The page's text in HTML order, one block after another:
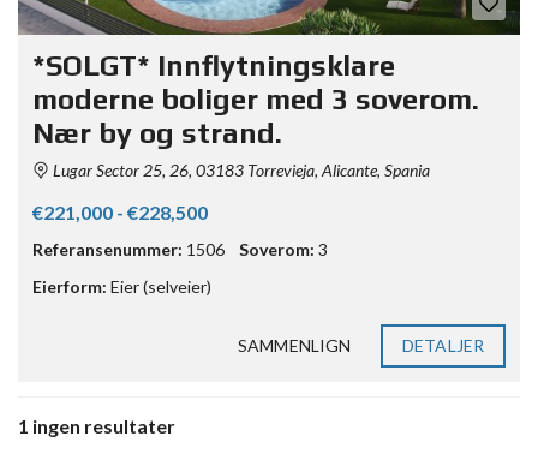
*SOLGT* Innflytningsklare
moderne boliger med 3 soverom.
Nær by og strand.
Lugar Sector 25, 26, 03183 Torrevieja, Alicante, Spania
€221,000 - €228,500
Referansenummer: 1506 Soverom: 3
Eierform: Eier (selveier)
SAMMENLIGN DETALJER
1 ingen resultater